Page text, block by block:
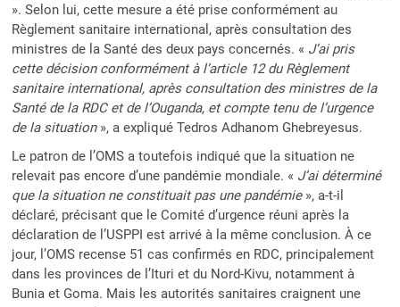
». Selon lui, cette mesure a été prise conformément au
Règlement sanitaire international, après consultation des
ministres de la Santé des deux pays concernés. « J’ai pris
cette décision conformément à l’article 12 du Règlement
sanitaire international, après consultation des ministres de la
Santé de la RDC et de l’Ouganda, et compte tenu de l’urgence
de la situation », a expliqué Tedros Adhanom Ghebreyesus.
Le patron de l’OMS a toutefois indiqué que la situation ne
relevait pas encore d’une pandémie mondiale. « J’ai déterminé
que la situation ne constituait pas une pandémie», a-t-il
déclaré, précisant que le Comité d’urgence réuni après la
déclaration de l’USPPI est arrivé à la même conclusion. À ce
jour, l’OMS recense 51 cas confirmés en RDC, principalement
dans les provinces de l’Ituri et du Nord-Kivu, notamment à
Bunia et Goma. Mais les autorités sanitaires craignent une